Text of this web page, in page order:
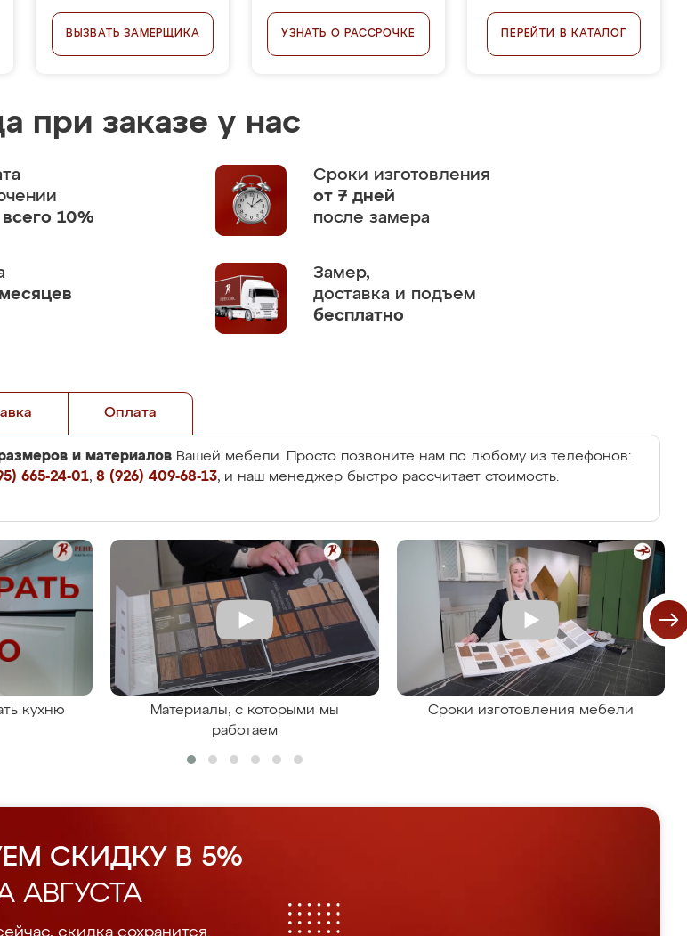
ВЫЗВАТЬ ЗАМЕРЩИКА УЗНАТЬ О РАССРОЧКЕ ПЕРЕЙТИ В КАТАЛОГ
при заказе у нас
всего 10%
Сроки изготовления
от 7 дней
после замера
Замер,
доставка и подъем
бесплатно
Оплата
и материалов Вашей мебели. Просто позвоните нам по любому из телефонов:
665-24-01, 8 (926) 409-68-13, и наш менеджер быстро рассчитает стоимость.
кухню
Материалы, с которыми мы
работаем
Сроки изготовления мебели
СКИДКУ В 5%
АВГУСТА
скидка сохранится.